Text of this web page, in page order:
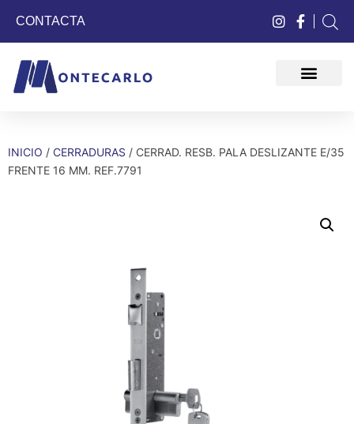
CONTACTA
INICIO / CERRADURAS / CERRAD. RESB. PALA DESLIZANTE E/35
FRENTE 16 MM. REF.7791